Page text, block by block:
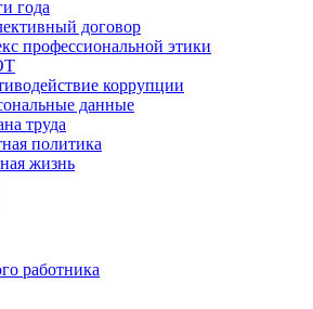
года
договор
профессиональной этики
коррупции
данные
труда
политика
жизнь
работника